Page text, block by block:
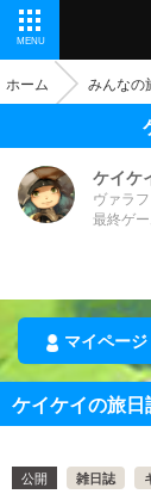
MENU
ホーム みんなの
ケイケ
ヴァラ
最終ゲ
マイページ
ケイケイの旅日
公開
雑日誌